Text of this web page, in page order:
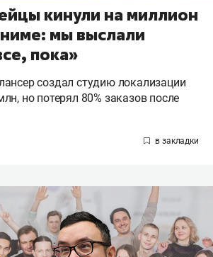
кинули на миллион
мы выслали
пока»
создал студию локализации
но потерял 80% заказов после